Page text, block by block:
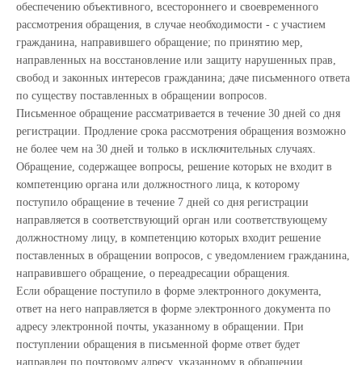
обеспечению объективного, всестороннего и своевременного
рассмотрения обращения, в случае необходимости - с участием
гражданина, направившего обращение; по принятию мер,
направленных на восстановление или защиту нарушенных прав,
свобод и законных интересов гражданина; даче письменного ответа
по существу поставленных в обращении вопросов.
Письменное обращение рассматривается в течение 30 дней со дня
регистрации. Продление срока рассмотрения обращения возможно
не более чем на 30 дней и только в исключительных случаях.
Обращение, содержащее вопросы, решение которых не входит в
компетенцию органа или должностного лица, к которому
поступило обращение в течение 7 дней со дня регистрации
направляется в соответствующий орган или соответствующему
должностному лицу, в компетенцию которых входит решение
поставленных в обращении вопросов, с уведомлением гражданина,
направившего обращение, о переадресации обращения.
Если обращение поступило в форме электронного документа,
ответ на него направляется в форме электронного документа по
адресу электронной почты, указанному в обращении. При
поступлении обращения в письменной форме ответ будет
направлен по почтовому адресу, указанному в обращении.